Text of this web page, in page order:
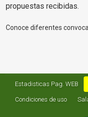
propuestas recibidas.
Conoce diferentes
Estadisticas Pag. WEB
Condiciones de uso